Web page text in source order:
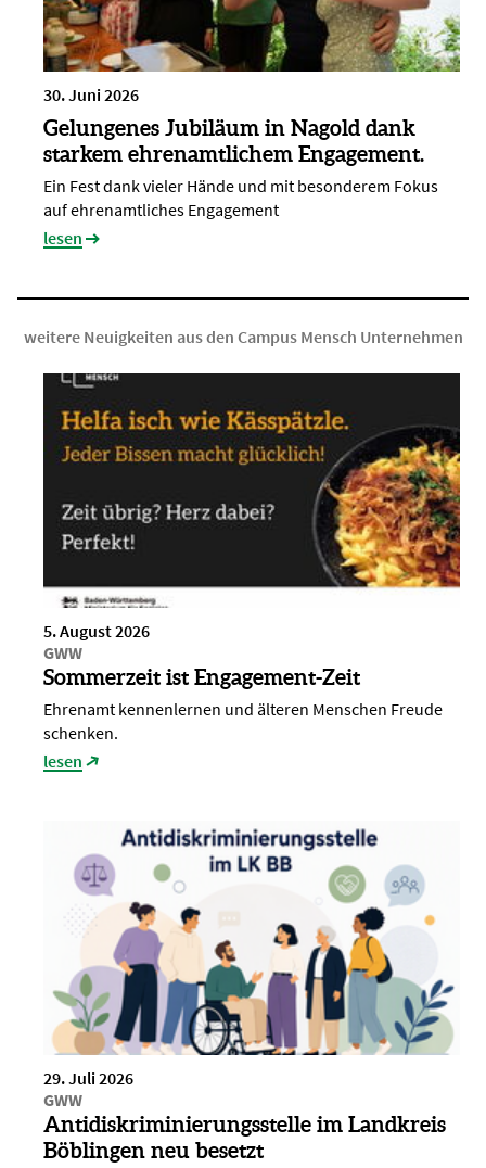
30. Juni 2026
Gelungenes Jubiläum in Nagold dank
starkem ehrenamtlichem Engagement.
Ein Fest dank vieler Hände und mit besonderem Fokus
auf ehrenamtliches Engagement
lesen
weitere Neuigkeiten aus den Campus Mensch Unternehmen
5. August 2026
GWW
Sommerzeit ist Engagement-Zeit
Ehrenamt kennenlernen und älteren Menschen Freude
schenken.
lesen
29. Juli 2026
GWW
Antidiskriminierungsstelle im Landkreis
Böblingen neu besetzt